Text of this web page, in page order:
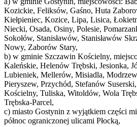
Kozickie, Feliksów, Gaśno, Huta
Kiełpieniec, Kozice, Lipa, Lisica,
Niecki, Osada, Osiny, Polesie,
Sokołów, Stanisławów, Stanisławów
Nowy, Zaborów Stary,
b) w gminie Szczawin Kościelny,
Kaleńskie, Helenów Trębski, Jesionka,
Lubieniek, Mellerów, Misiadla,
Pieryszew, Przychód, Stefanów
Kościelny, Tuliska, Witoldów, Wola
Trębska-Parcel,
c) miasto Gostynin z wyjątkiem części
północ ograniczonej ulicami Płocką,